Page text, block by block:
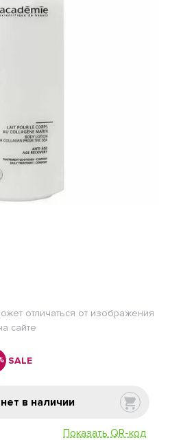
отличаться от изображения
сайте
SALE
нет в наличии
Показать QR-код